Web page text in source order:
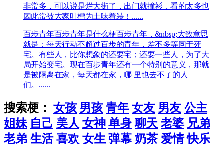
非常多，可以说是烂大街了，出门就撞衫，看的太多也
因此常被大家吐槽为土味着装！......
百步青年百步青年是什么梗百步青年，​&nbsp;大致意思
就是：每天行动不超过百步的青年，差不多等同于死
宅。有些人，比你想象的还要宅；还要一些人，为了大
局开始变宅。现在百步青年还有一个特别的意义，那就
是被隔离在家，每天都在家，哪 里也去不了的人
们。......
搜索梗： 女孩 男孩 青年 女友 男友 公主
姐妹 自己 美人 女神 单身 聊天 老婆 兄弟
老弟 生活 喜欢 女生 弹幕 奶茶 爱情 快乐